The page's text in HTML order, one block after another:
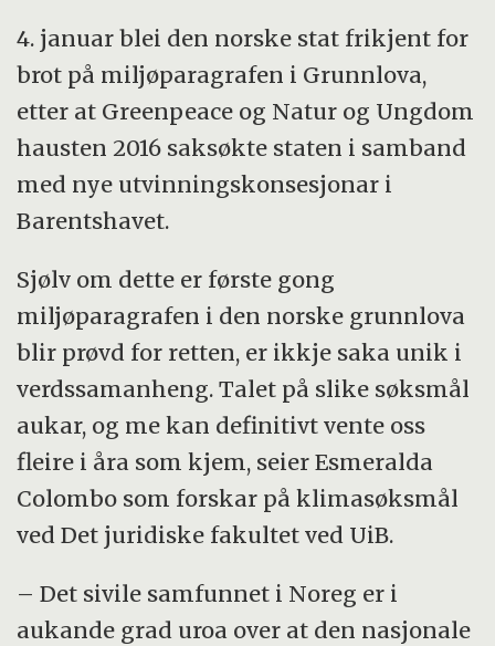
4. januar blei den norske stat frikjent for
brot på miljøparagrafen i Grunnlova,
etter at Greenpeace og Natur og Ungdom
hausten 2016 saksøkte staten i samband
med nye utvinningskonsesjonar i
Barentshavet.
Sjølv om dette er første gong
miljøparagrafen i den norske grunnlova
blir prøvd for retten, er ikkje saka unik i
verdssamanheng. Talet på slike søksmål
aukar, og me kan definitivt vente oss
fleire i åra som kjem, seier Esmeralda
Colombo som forskar på klimasøksmål
ved Det juridiske fakultet ved UiB.
– Det sivile samfunnet i Noreg er i
aukande grad uroa over at den nasjonale